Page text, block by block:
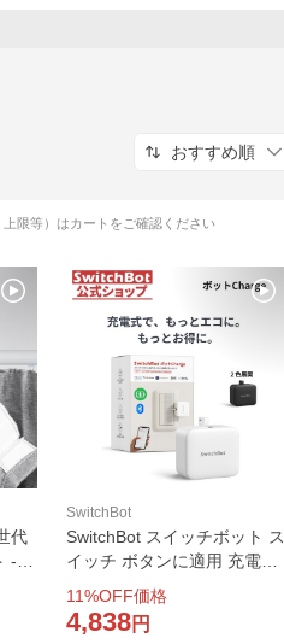
おすすめ順
限等）はカートをご確認ください
代
Al
SwitchBot
SwitchBot スイッチボット ス
イッチ ボタンに適用 充電式
指ロボット スマートスイッ
チ ワイヤレス タイマー スマ
ホで遠隔操作 ホワイト ボッ
11%OFF価格
4,838円